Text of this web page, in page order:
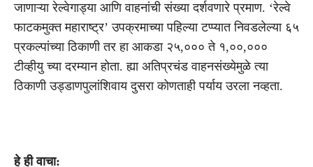
जाणाऱ्या रेल्वेगाड्या आणि वाहनांची संख्या दर्शवणारे प्रमाण. ‘रेल्वे
फाटकमुक्त महाराष्ट्र’ उपक्रमाच्या पहिल्या टप्प्यात निवडलेल्या ६५
प्रकल्पांच्या ठिकाणी तर हा आकडा २५,००० ते १,००,०००
टीव्हीयु च्या दरम्यान होता. ह्या अतिप्रचंड वाहनसंख्येमुळे त्या
ठिकाणी उड्डाणपुलांशिवाय दुसरा कोणताही पर्याय उरला नव्हता.
हे ही वाचा: